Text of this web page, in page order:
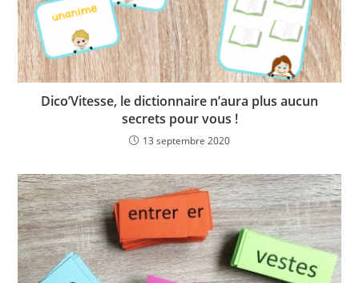
Dico’Vitesse, le dictionnaire n’aura plus aucun
secrets pour vous !
13 septembre 2020